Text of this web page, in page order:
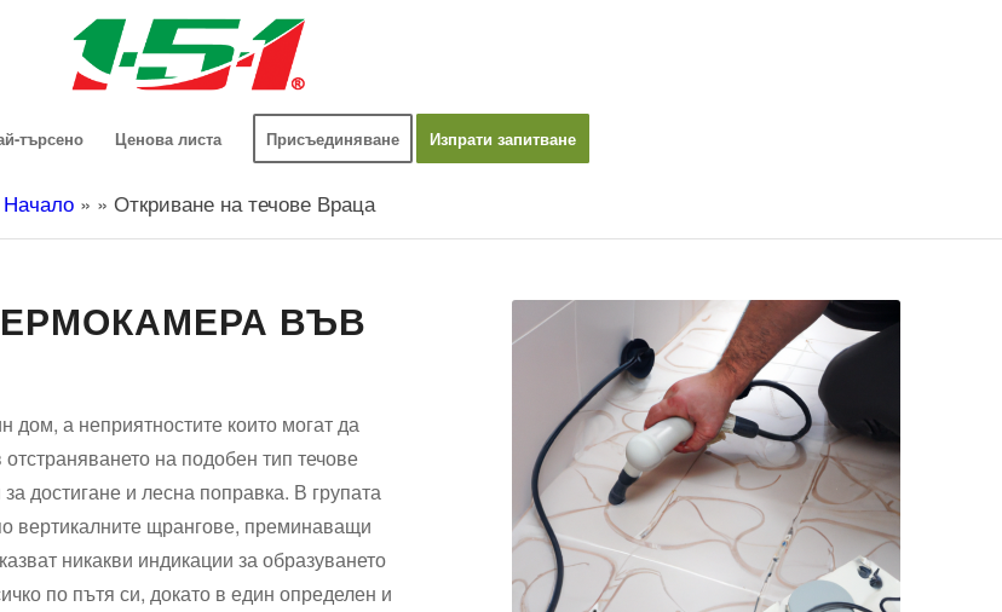
търсено Ценова листа Присъединяване Изпрати запитване
Начало» » Откриване на течове Враца
ВЪВ
дом, а неприятностите които могат да
на подобен тип течове
достигане и лесна поправка. В групата
вертикалните щрангове, преминаващи
никакви индикации за образуването
по пътя си, докато в един определен и